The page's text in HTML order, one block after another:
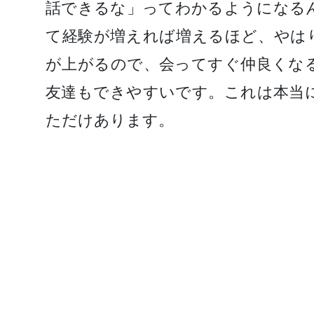
話できるな」ってわかるようになる
て経験が増えれば増えるほど、やは
が上がるので、会ってすぐ仲良くな
友達もできやすいです。これは本当
ただけあります。